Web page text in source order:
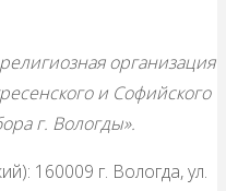
организация
и Софийского
г. Вологды».
160009 г. Вологда, ул.